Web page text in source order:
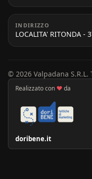
INDIRIZZO
LOCALITA' RITONDA -
© 2026 Valpadana
Realizzato con ♥da
doribene.it